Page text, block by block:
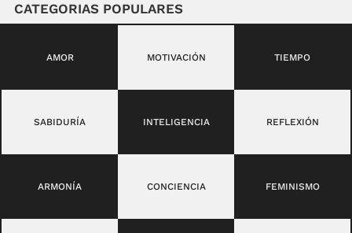
CATEGORIAS POPULARES
AMOR MOTIVACIÓN TIEMPO
SABIDURÍA INTELIGENCIA REFLEXIÓN
ARMONÍA CONCIENCIA FEMINISMO